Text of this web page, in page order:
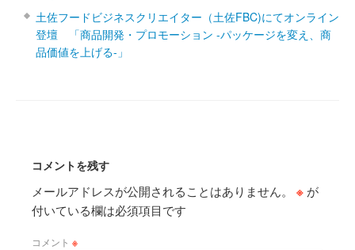
土佐フードビジネスクリエイター（土佐FBC)にてオンライン
登壇 「商品開発・プロモーション ‐パッケージを変え、商
品価値を上げる‐」
コメントを残す
メールアドレスが公開されることはありません。 ※ が
付いている欄は必須項目です
コメント ※